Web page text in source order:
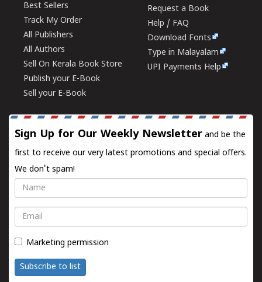
Best Sellers
Track My Order
All Publishers
All Authors
Sell On Kerala Book Store
Publish your E-Book
Sell your E-Book
Request a Book
Help / FAQ
Download Fonts
Type in Malayalam
UPI Payments Help
Sign Up for Our Weekly Newsletter and be the
first to receive our very latest promotions and special offers.
We don't spam!
Name
Email
Marketing permission
Subscribe to list